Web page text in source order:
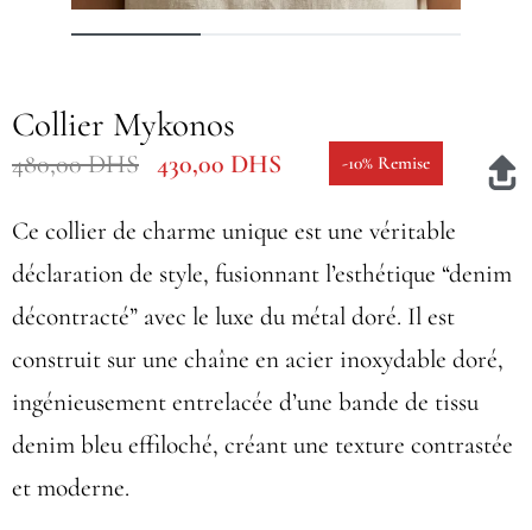
Collier Mykonos
480,00DHS 430,00 DHS -10% Remise
Ce collier de charme unique est une véritable
déclaration de style, fusionnant l’esthétique “denim
décontracté” avec le luxe du métal doré. Il est
construit sur une chaîne en acier inoxydable doré,
ingénieusement entrelacée d’une bande de tissu
denim bleu effiloché, créant une texture contrastée
et moderne.